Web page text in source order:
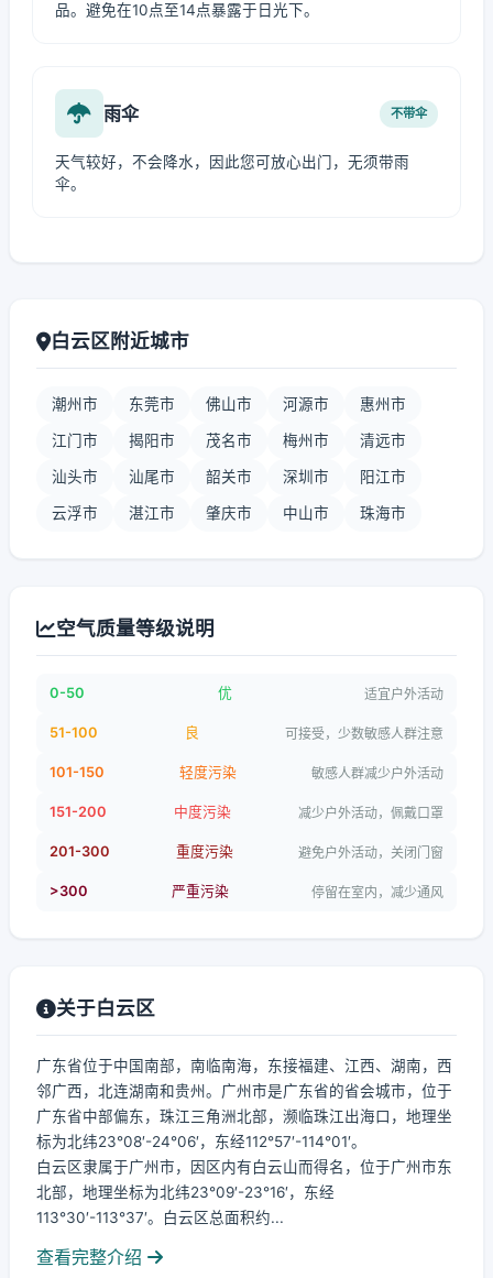
品。避免在10点至14点暴露于日光下。
雨伞 不带伞
天气较好，不会降水，因此您可放心出门，无须带雨
伞。
白云区附近城市
潮州市 东莞市 佛山市 河源市 惠州市
江门市 揭阳市 茂名市 梅州市 清远市
汕头市 汕尾市 韶关市 深圳市 阳江市
云浮市 湛江市 肇庆市 中山市 珠海市
空气质量等级说明
0-50 优 适宜户外活动
51-100 良 可接受，少数敏感人群注意
101-150 轻度污染 敏感人群减少户外活动
151-200 中度污染 减少户外活动，佩戴口罩
201-300 重度污染 避免户外活动，关闭门窗
>300 严重污染 停留在室内，减少通风
关于白云区
广东省位于中国南部，南临南海，东接福建、江西、湖南，西
邻广西，北连湖南和贵州。广州市是广东省的省会城市，位于
广东省中部偏东，珠江三角洲北部，濒临珠江出海口，地理坐
标为北纬23°08′-24°06′，东经112°57′-114°01′。
白云区隶属于广州市，因区内有白云山而得名，位于广州市东
北部，地理坐标为北纬23°09′-23°16′，东经
113°30′-113°37′。白云区总面积约...
查看完整介绍